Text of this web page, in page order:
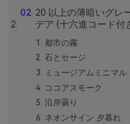
20 以上の薄暗いグレ
デア (十六進コード付
都市の霧
石とセージ
ミュージアムミニマル
ココアスモーク
沿岸曇り
ネオンサイン 夕暮れ